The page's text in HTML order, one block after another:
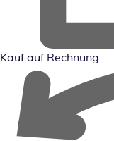
Kauf auf Rechnung